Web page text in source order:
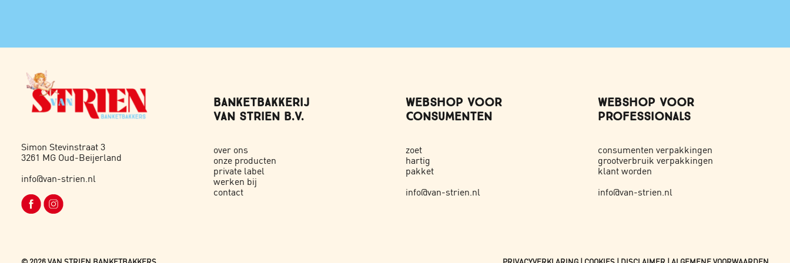
Simon Stevinstraat 3
3261 MG Oud-Beijerland
info@van-strien.nl
BANKETBAKKERIJ
VAN STRIEN B.V.
over ons
onze producten
private label
werken bij
contact
WEBSHOP VOOR
CONSUMENTEN
zoet
hartig
pakket
info@van-strien.nl
WEBSHOP VOOR
PROFESSIONALS
consumenten verpakkingen
grootverbruik verpakkingen
klant worden
info@van-strien.nl